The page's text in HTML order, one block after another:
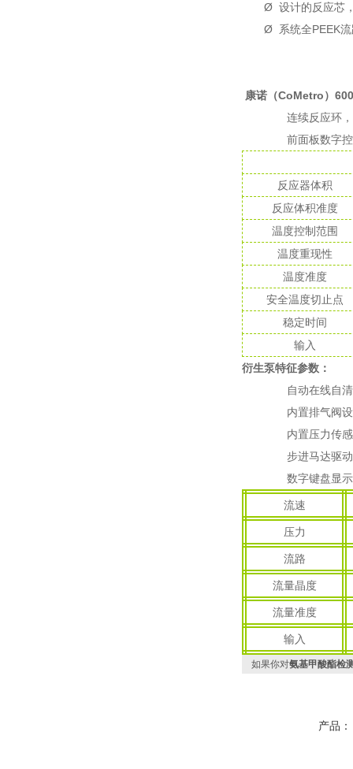
Ø 设计的反应芯
Ø 系统全PEEK
康诺（CoMetro）
连续反应环
前面板数字
反应器体积
反应体积准度
温度控制范围
温度重现性
温度准度
安全温度切止点
稳定时间
输入
衍生泵特征参数：
自动在线自
内置排气阀
内置压力传
步进马达驱
数字键盘显
流速
压力
流路
流量晶度
流量准度
输入
如果你对氨基甲酸酯检
产品：